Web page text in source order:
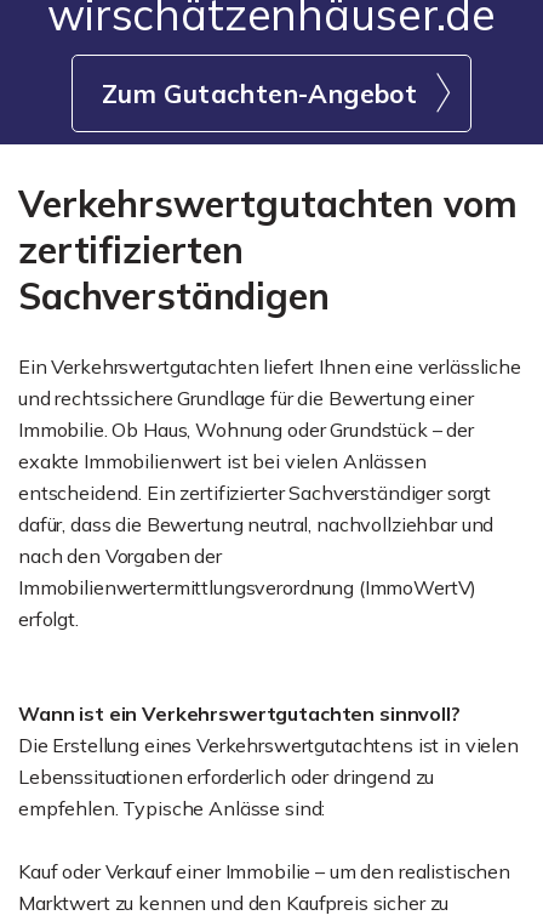
wirschätzenhäuser.de
Zum Gutachten-Angebot
Verkehrswertgutachten vom
zertifizierten
Sachverständigen
Ein Verkehrswertgutachten liefert Ihnen eine verlässliche
und rechtssichere Grundlage für die Bewertung einer
Immobilie. Ob Haus, Wohnung oder Grundstück – der
exakte Immobilienwert ist bei vielen Anlässen
entscheidend. Ein zertifizierter Sachverständiger sorgt
dafür, dass die Bewertung neutral, nachvollziehbar und
nach den Vorgaben der
Immobilienwertermittlungsverordnung (ImmoWertV)
erfolgt.
Wann ist ein Verkehrswertgutachten sinnvoll?
Die Erstellung eines Verkehrswertgutachtens ist in vielen
Lebenssituationen erforderlich oder dringend zu
empfehlen. Typische Anlässe sind:
Kauf oder Verkauf einer Immobilie – um den realistischen
Marktwert zu kennen und den Kaufpreis sicher zu